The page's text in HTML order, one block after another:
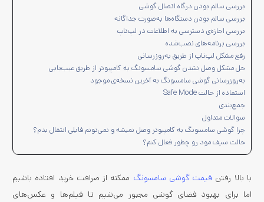
بررسی سالم بودن درگاه اتصال گوشی
بررسی سالم بودن دستگاه‌ها به‌صورت جداگانه
بررسی اجازه‌ی دسترسی به اطلاعات در لپ‌تاپ
بررسی برنامه‌های نصب‌شده
رفع مشکل لپ‌تاپ از طریق به‌روزرسانی
حل مشکل وصل نشدن گوشی سامسونگ به کامپیوتر از طریق عیب‌یابی
به‌روزرسانی گوشی سامسونگ به آخرین نسخه‌ی موجود
استفاده از حالت Safe Mode
جمع‌بندی
سوالات متداول
چرا گوشی سامسونگ به کامپیوتر وصل نمیشه و نمی‌تونم فایلی انتقال بدم؟
حالت سیف مود رو چطور فعال کنم؟
با بالا رفتن قیمت گوشی سامسونگ ممکنه از صرافت خرید افتاده باشیم
اما برای بهبود فضای گوشی مجبور می‌شیم تا فیلم‌ها و عکس‌های